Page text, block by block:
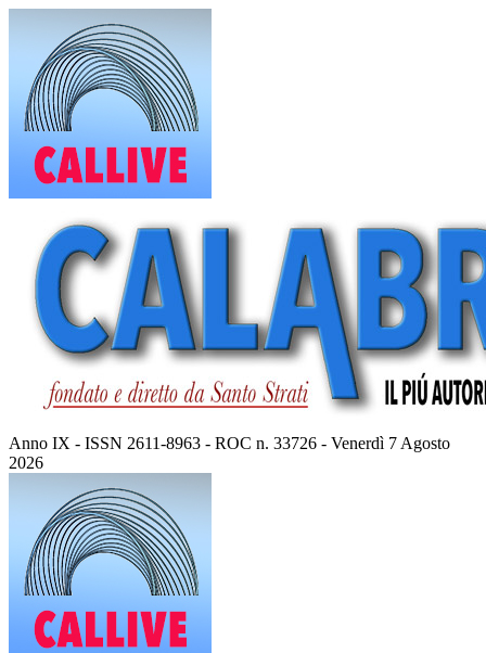
contenuto
Anno IX - ISSN 2611-8963 - ROC n. 33726 - Venerdì 7 Agosto
2026